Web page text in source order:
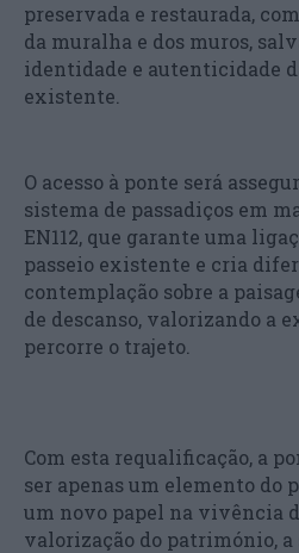
preservada e restaurada,
da muralha e dos muros,
identidade e autenticidade
existente.
O acesso à ponte será
sistema de passadiços em
EN112, que garante uma
passeio existente e cria
contemplação sobre a
de descanso, valorizando a
percorre o trajeto.
Com esta requalificação, a
ser apenas um elemento do
um novo papel na vivência
valorização do património, a